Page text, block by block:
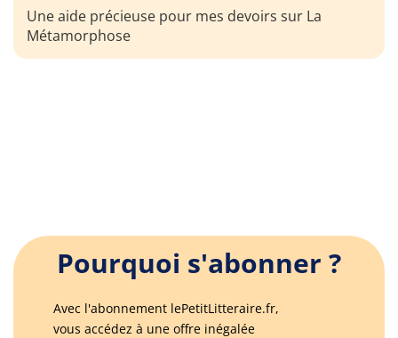
Une aide précieuse pour mes devoirs sur La
Métamorphose
Pourquoi s'abonner ?
Avec l'abonnement lePetitLitteraire.fr,
vous accédez à une offre inégalée